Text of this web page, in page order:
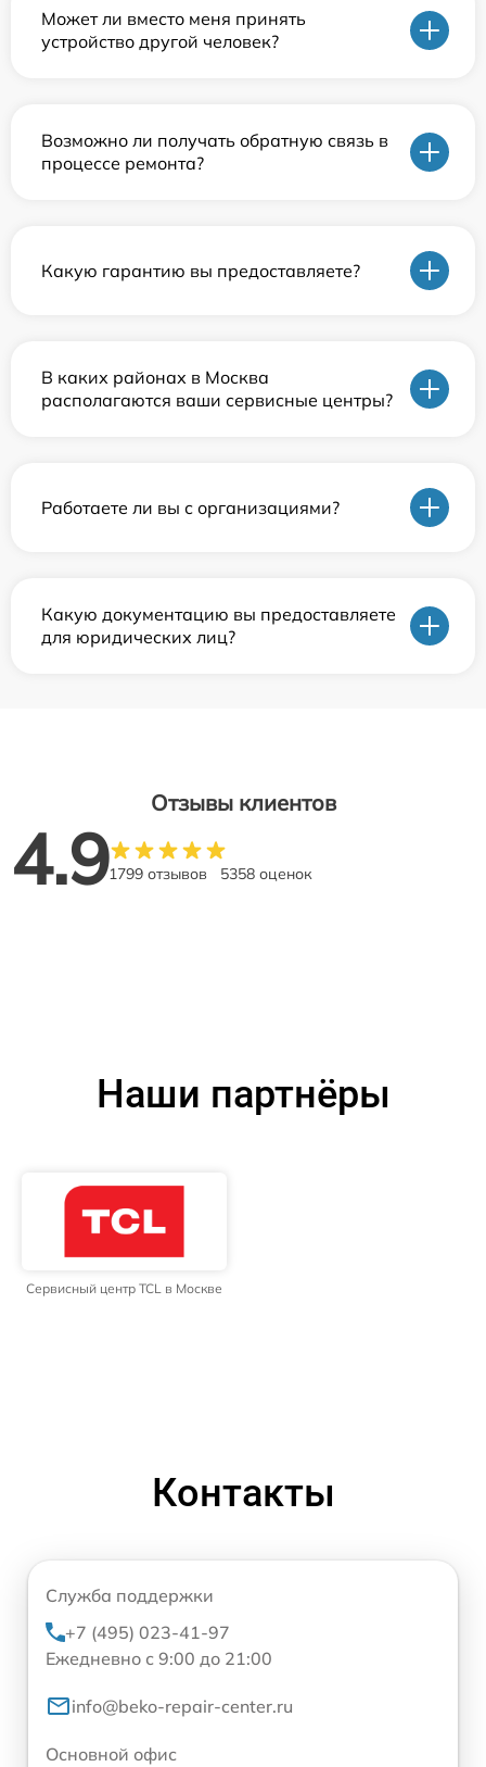
Может ли вместо меня принять
устройство другой человек?
Возможно ли получать обратную связь в
процессе ремонта?
Какую гарантию вы предоставляете?
В каких районах в Москва
располагаются ваши сервисные центры?
Работаете ли вы с организациями?
Какую документацию вы предоставляете
для юридических лиц?
Отзывы клиентов
4.91799 отзывов 5358 оценок
Наши партнёры
Сервисный центр TCL в Москве
Контакты
Служба поддержки
+7 (495) 023-41-97
Ежедневно с 9:00 до 21:00
info@beko-repair-center.ru
Основной офис